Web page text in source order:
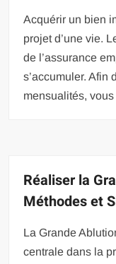
Acquérir un bien
projet d’une vie.
de l’assurance
s’accumuler. Afin
mensualités, vous
Réaliser la
Méthodes et
La Grande
centrale dans la